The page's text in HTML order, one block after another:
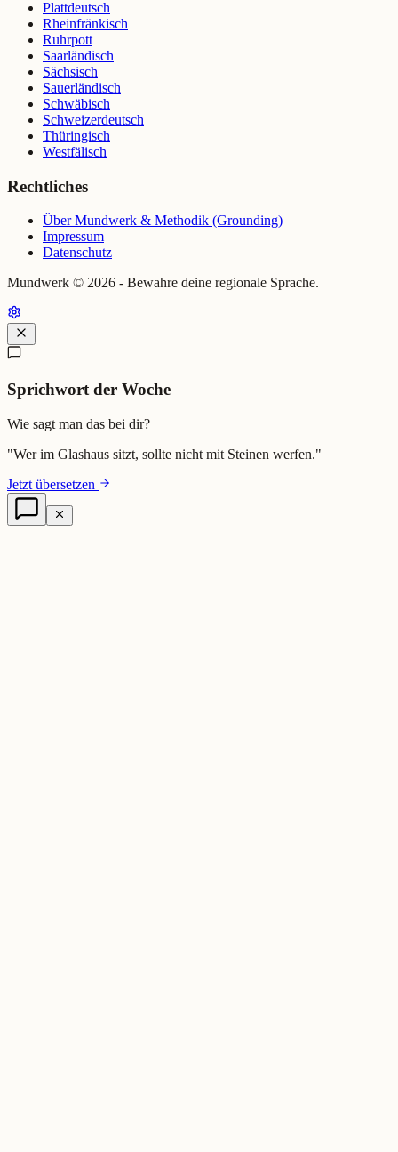
Plattdeutsch
Rheinfränkisch
Ruhrpott
Saarländisch
Sächsisch
Sauerländisch
Schwäbisch
Schweizerdeutsch
Thüringisch
Westfälisch
Rechtliches
Über Mundwerk & Methodik (Grounding)
Impressum
Datenschutz
Mundwerk © 2026 - Bewahre deine regionale Sprache.
Sprichwort der Woche
Wie sagt man das bei dir?
"Wer im Glashaus sitzt, sollte nicht mit Steinen werfen."
Jetzt übersetzen